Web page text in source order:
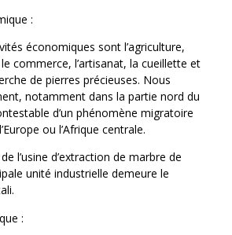
:
économiques sont l’agriculture,
le commerce, l’artisanat, la cueillette et
de pierres précieuses. Nous
notamment dans la partie nord du
d’un phénomène migratoire
ou l’Afrique centrale.
l’usine d’extraction de marbre de
unité industrielle demeure le
: